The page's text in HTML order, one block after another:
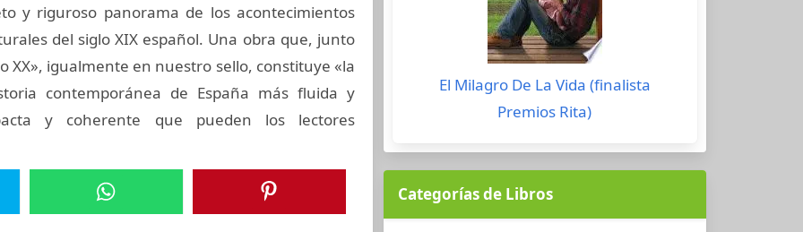
y riguroso panorama de los acontecimientos
del siglo XIX español. Una obra que, junto
XX», igualmente en nuestro sello, constituye «la
contemporánea de España más fluida y
y coherente que pueden los lectores
El Milagro De La Vida (finalista
Premios Rita)
Categorías de Libros